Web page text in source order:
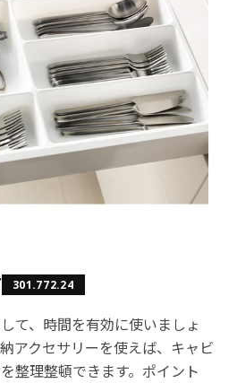
301.772.24
て、時間を有効に使いましょ
アクセサリーを使えば、キャビ
整理整頓できます。ポイント